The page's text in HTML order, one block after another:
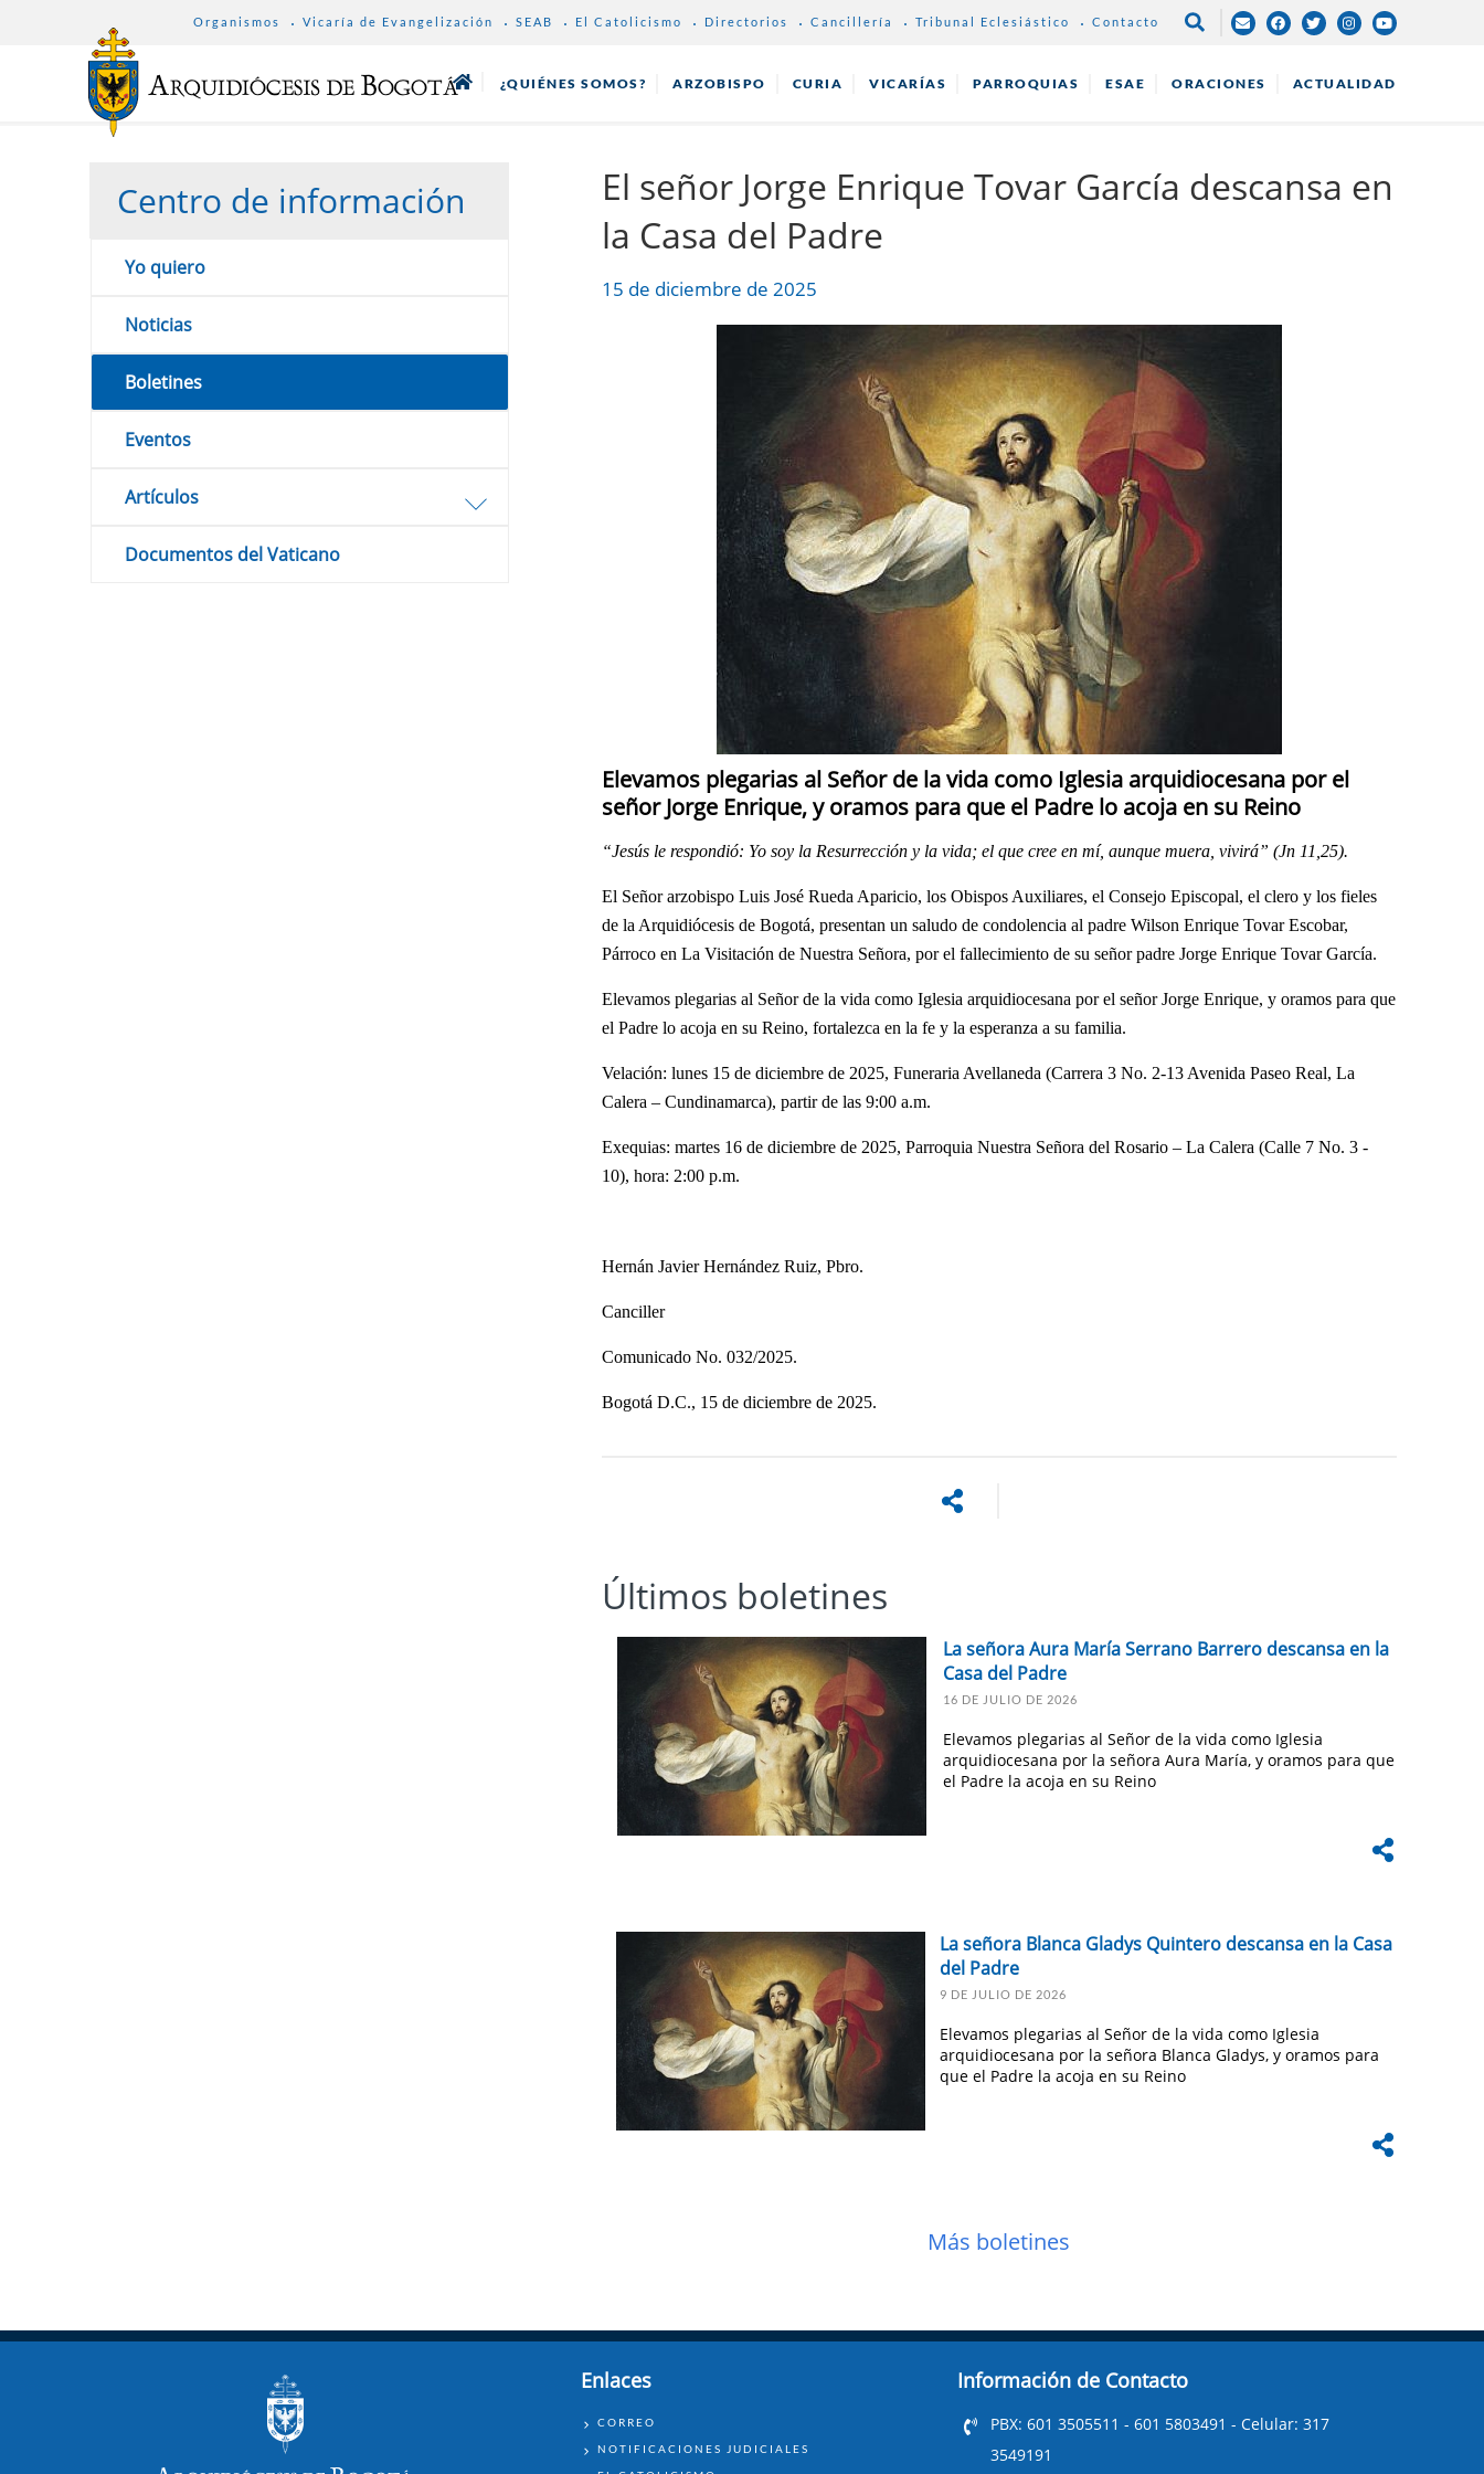
MENU
Organismos Vicaría de Evangelización SEAB El Catolicismo Directorios Cancillería Tribunal Eclesiástico Contacto
¿QUIÉNES SOMOS? ARZOBISPO CURIA VICARÍAS PARROQUIAS ESAE ORACIONES ACTUALIDAD
Centro de información
Yo quiero
Noticias
Boletines
Eventos
Artículos
Documentos del Vaticano
El señor Jorge Enrique Tovar García descansa en
la Casa del Padre
15 de diciembre de 2025
Elevamos plegarias al Señor de la vida como Iglesia arquidiocesana por el
señor Jorge Enrique, y oramos para que el Padre lo acoja en su Reino
“Jesús le respondió: Yo soy la Resurrección y la vida; el que cree en mí, aunque muera, vivirá” (Jn 11,25).
El Señor arzobispo Luis José Rueda Aparicio, los Obispos Auxiliares, el Consejo Episcopal, el clero y los fieles
de la Arquidiócesis de Bogotá, presentan un saludo de condolencia al padre Wilson Enrique Tovar Escobar,
Párroco en La Visitación de Nuestra Señora, por el fallecimiento de su señor padre Jorge Enrique Tovar García.
Elevamos plegarias al Señor de la vida como Iglesia arquidiocesana por el señor Jorge Enrique, y oramos para que
el Padre lo acoja en su Reino, fortalezca en la fe y la esperanza a su familia.
Velación: lunes 15 de diciembre de 2025, Funeraria Avellaneda (Carrera 3 No. 2-13 Avenida Paseo Real, La
Calera – Cundinamarca), partir de las 9:00 a.m.
Exequias: martes 16 de diciembre de 2025, Parroquia Nuestra Señora del Rosario – La Calera (Calle 7 No. 3 -
10), hora: 2:00 p.m.
Hernán Javier Hernández Ruiz, Pbro.
Canciller
Comunicado No. 032/2025.
Bogotá D.C., 15 de diciembre de 2025.
Últimos boletines
La señora Aura María Serrano Barrero descansa en la
Casa del Padre
16 DE JULIO DE 2026
Elevamos plegarias al Señor de la vida como Iglesia
arquidiocesana por la señora Aura María, y oramos para que
el Padre la acoja en su Reino
La señora Blanca Gladys Quintero descansa en la Casa
del Padre
9 DE JULIO DE 2026
Elevamos plegarias al Señor de la vida como Iglesia
arquidiocesana por la señora Blanca Gladys, y oramos para
que el Padre la acoja en su Reino
Más boletines
Enlaces
ENLACES
CORREO
NOTIFICACIONES JUDICIALES
Información de Contacto
PBX: 601 3505511 - 601 5803491 - Celular: 317
3549191